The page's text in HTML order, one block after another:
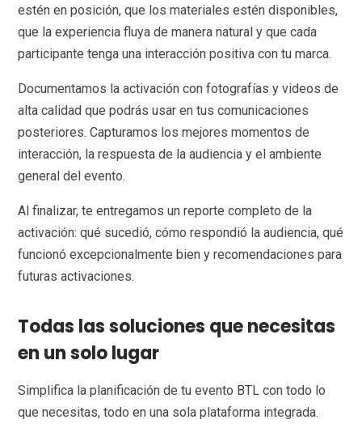
estén en posición, que los materiales estén disponibles,
que la experiencia fluya de manera natural y que cada
participante tenga una interacción positiva con tu marca.
Documentamos la activación con fotografías y videos de
alta calidad que podrás usar en tus comunicaciones
posteriores. Capturamos los mejores momentos de
interacción, la respuesta de la audiencia y el ambiente
general del evento.
Al finalizar, te entregamos un reporte completo de la
activación: qué sucedió, cómo respondió la audiencia, qué
funcionó excepcionalmente bien y recomendaciones para
futuras activaciones.
Todas las soluciones que necesitas
en un solo lugar
Simplifica la planificación de tu evento BTL con todo lo
que necesitas, todo en una sola plataforma integrada.